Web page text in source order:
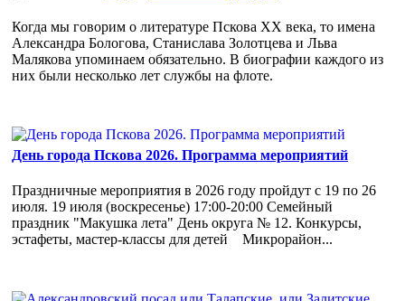
Когда мы говорим о литературе Пскова ХХ века, то имена
Александра Бологова, Станислава Золотцева и Льва
Малякова упоминаем обязательно. В биографии каждого из
них были несколько лет службы на флоте.
День города Пскова 2026. Программа мероприятий
Праздничные мероприятия в 2026 году пройдут с 19 по 26
июля. 19 июля (воскресенье) 17:00-20:00 Семейный
праздник "Макушка лета" День округа № 12. Конкурсы,
эстафеты, мастер-классы для детей Микрорайон...